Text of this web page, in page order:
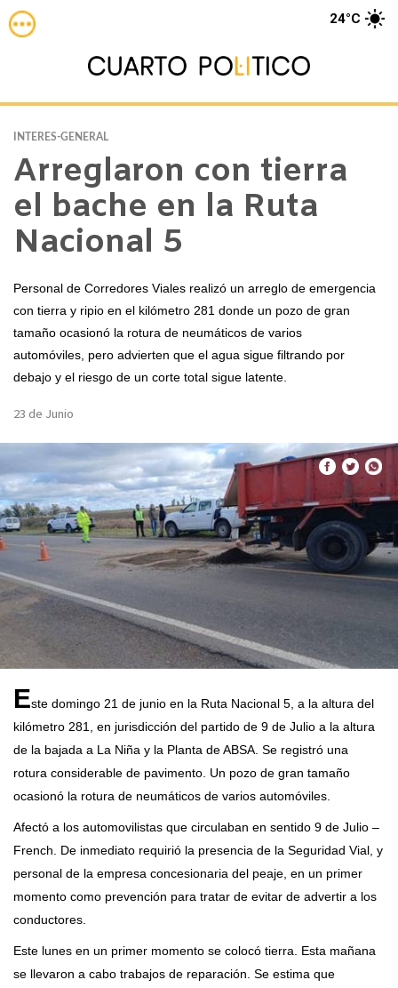
24°C
INTERES-GENERAL
Arreglaron con tierra
el bache en la Ruta
Nacional 5
Personal de Corredores Viales realizó un arreglo de emergencia
con tierra y ripio en el kilómetro 281 donde un pozo de gran
tamaño ocasionó la rotura de neumáticos de varios
automóviles, pero advierten que el agua sigue filtrando por
debajo y el riesgo de un corte total sigue latente.
23 de Junio
Este domingo 21 de junio en la Ruta Nacional 5, a la altura del
kilómetro 281, en jurisdicción del partido de 9 de Julio a la altura
de la bajada a La Niña y la Planta de ABSA. Se registró una
rotura considerable de pavimento. Un pozo de gran tamaño
ocasionó la rotura de neumáticos de varios automóviles.
Afectó a los automovilistas que circulaban en sentido 9 de Julio –
French. De inmediato requirió la presencia de la Seguridad Vial, y
personal de la empresa concesionaria del peaje, en un primer
momento como prevención para tratar de evitar de advertir a los
conductores.
Este lunes en un primer momento se colocó tierra. Esta mañana
se llevaron a cabo trabajos de reparación. Se estima que